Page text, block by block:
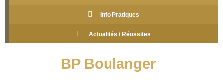
Info Pratiques
Actualités / Réussites
BP Boulanger